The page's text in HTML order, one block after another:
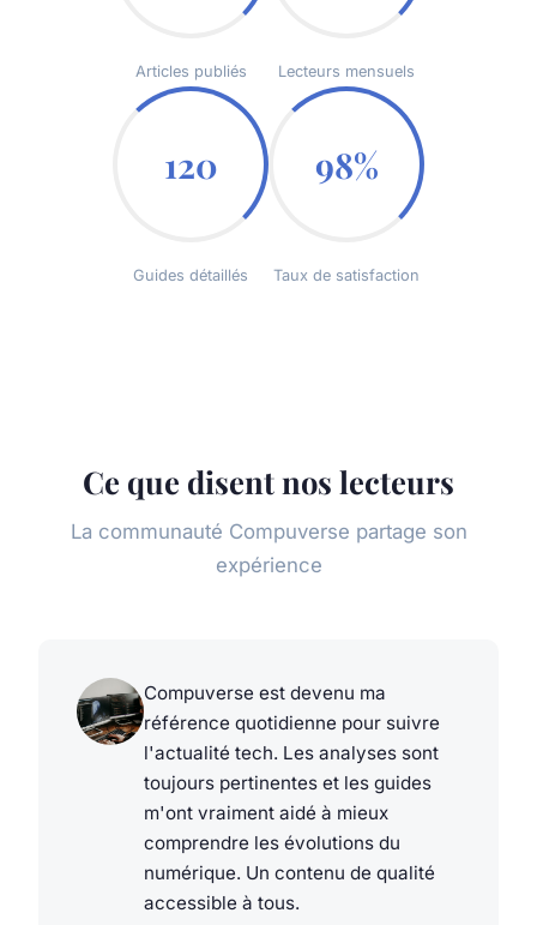
Articles publiés Lecteurs mensuels
120
Guides détaillés
98%
Taux de satisfaction
Ce que disent nos lecteurs
La communauté Compuverse partage son
expérience
Compuverse est devenu ma
référence quotidienne pour suivre
l'actualité tech. Les analyses sont
toujours pertinentes et les guides
m'ont vraiment aidé à mieux
comprendre les évolutions du
numérique. Un contenu de qualité
accessible à tous.